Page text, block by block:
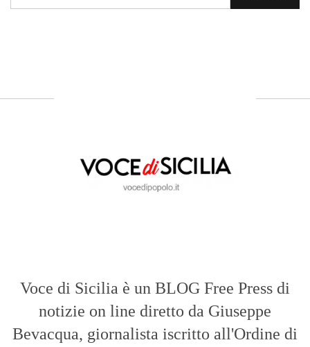
Voce di Sicilia è un BLOG Free Press di
notizie on line diretto da Giuseppe
Bevacqua, giornalista iscritto all'Ordine di